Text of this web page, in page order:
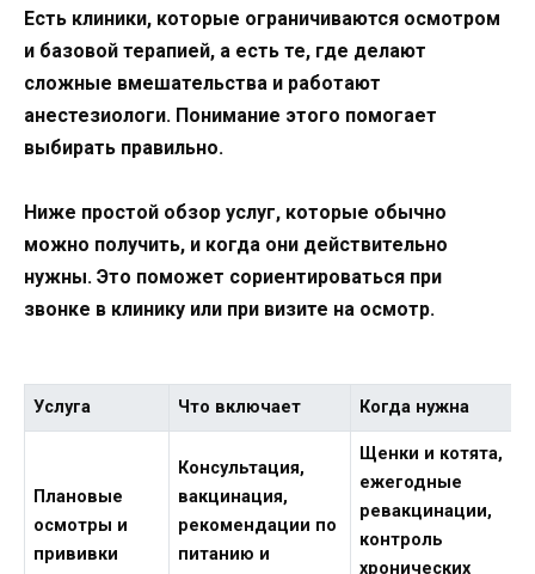
Есть клиники, которые ограничиваются осмотром
и базовой терапией, а есть те, где делают
сложные вмешательства и работают
анестезиологи. Понимание этого помогает
выбирать правильно.
Ниже простой обзор услуг, которые обычно
можно получить, и когда они действительно
нужны. Это поможет сориентироваться при
звонке в клинику или при визите на осмотр.
Услуга Что включает Когда нужна
Плановые
осмотры и
прививки
Консультация,
вакцинация,
рекомендации по
питанию и
Щенки и котята,
ежегодные
ревакцинации,
контроль
хронических